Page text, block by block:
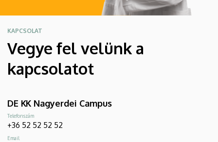
KAPCSOLAT
Vegye fel velünk a
kapcsolatot
DE KK Nagyerdei Campus
Telefonszám
+36 52 52 52 52
Email